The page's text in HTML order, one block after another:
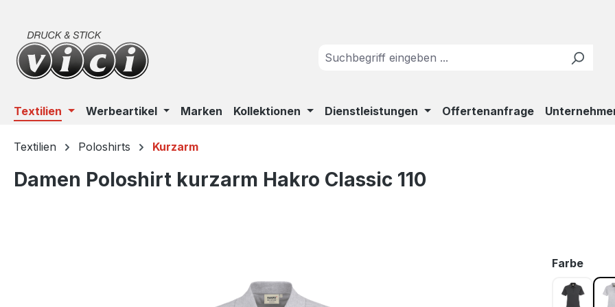
Textilien Werbeartikel Marken Kollektionen Dienstleistungen Offertenanfrage
Textilien Poloshirts Kurzarm
Damen Poloshirt kurzarm Hakro Classic 110
Farbe